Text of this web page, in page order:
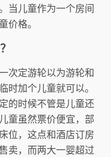
当儿童作为一个房间
价格。
次定游轮以为游轮和
时加个儿童就可以。
的时候不管是儿童还
童虽然票价便宜，部
位，这点和酒店订房
卖，而两大一婴超过